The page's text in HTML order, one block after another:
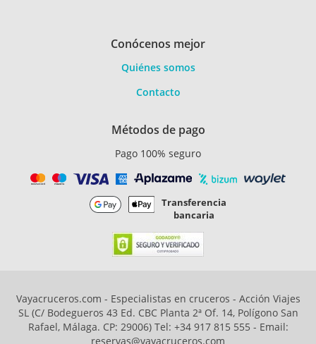
Conócenos mejor
Quiénes somos
Contacto
Métodos de pago
Pago 100% seguro
Transferencia
bancaria
Vayacruceros.com - Especialistas en cruceros - Acción Viajes
SL (C/ Bodegueros 43 Ed. CBC Planta 2ª Of. 14, Polígono San
Rafael, Málaga. CP: 29006) Tel: +34 917 815 555 - Email:
reservas@vayacruceros.com